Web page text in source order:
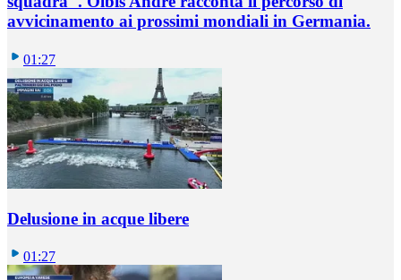
avvicinamento ai prossimi mondiali in Germania.
01:27
Delusione in acque libere
01:27